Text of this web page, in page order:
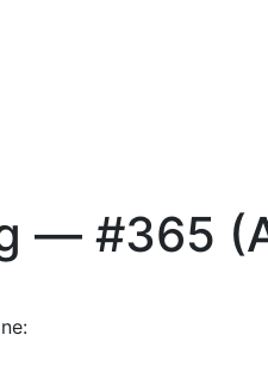
— #365